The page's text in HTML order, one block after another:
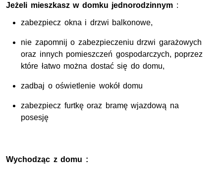
Jeżeli mieszkasz w domku jednorodzinnym :
zabezpiecz okna i drzwi balkonowe,
nie zapomnij o zabezpieczeniu drzwi garażowych
oraz innych pomieszczeń gospodarczych, poprzez
które łatwo można dostać się do domu,
zadbaj o oświetlenie wokół domu
zabezpiecz furtkę oraz bramę wjazdową na
posesję
Wychodząc z domu :